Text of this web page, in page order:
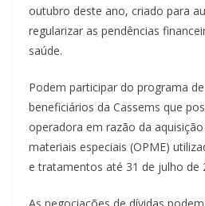
outubro deste ano, criado para
regularizar as pendências
saúde.
Podem participar do programa
beneficiários da Cassems que
operadora em razão da
materiais especiais (OPME)
e tratamentos até 31 de julho de